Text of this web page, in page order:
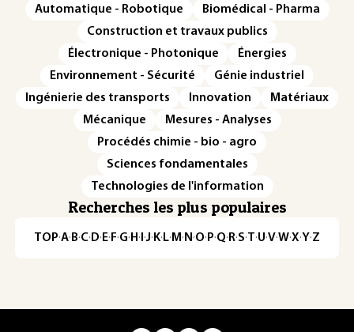
Automatique - Robotique
Biomédical - Pharma
Construction et travaux publics
Électronique - Photonique
Énergies
Environnement - Sécurité
Génie industriel
Ingénierie des transports
Innovation
Matériaux
Mécanique
Mesures - Analyses
Procédés chimie - bio - agro
Sciences fondamentales
Technologies de l'information
Recherches les plus populaires
TOP·A·B·C· D· E· F·G· H · ·J· K· L· M · N ·O· P·Q· R·S·T·U·V·W·X·Y·Z